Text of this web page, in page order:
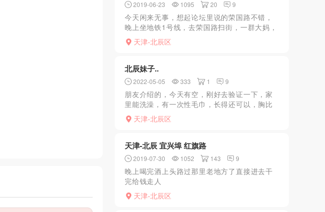
2019-06-23 1095 20 9
今天闲来无事，想起论坛里说的荣国路不错，
晚上坐地铁1号线，去荣国路扫街，一群大妈，
群魔乱舞啊，论坛里那哥们怎么下的嘴？屠龙
勇士啊！佩服，转了两圈，都是大妈冲我送来
天津-北辰区
北辰妹子..
2022-05-05 333 1 9
朋友介绍的，今天有空，刚好去验证一下，家
里能洗澡，有一次性毛巾，长得还可以，胸比
较大，下边紧，没生过孩子，姿势，服务都比
较配合，总体感觉还可以。（有闺蜜，可以双
天津-北辰区
天津-北辰 宜兴埠 红旗路
2019-07-30 1052 143 9
晚上喝完酒上头路过那里老地方了直接进去干
完给钱走人
天津-北辰区